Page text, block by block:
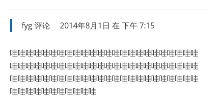
fyg评论 2014年8月1日 在 下午 7:15
哇哇哇哇哇哇哇哇哇哇哇哇哇哇哇哇哇哇哇哇哇哇哇哇
哇哇哇哇哇哇哇哇哇哇哇哇哇哇哇哇哇哇哇哇哇哇哇哇
哇哇哇哇哇哇哇哇哇哇哇哇哇哇哇哇哇哇哇哇哇哇哇哇
哇哇哇哇哇哇哇哇哇哇哇